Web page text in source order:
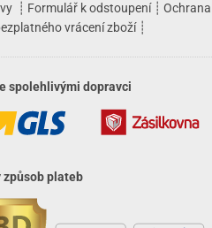
┊ Formulář k odstoupení┊ Ochrana
vrácení zboží┊
spolehlivými dopravci
způsob plateb